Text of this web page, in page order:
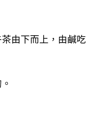
由下而上，由鹹吃